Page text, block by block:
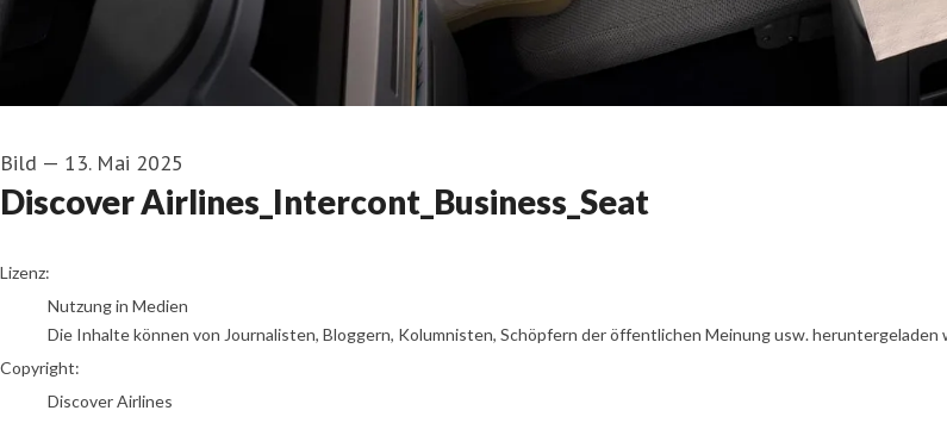
Bild — 13. Mai 2025
Discover Airlines_Intercont_Business_Seat
go to media item
Lizenz:
Nutzung in Medien
Die Inhalte können von Journalisten, Bloggern, Kolumnisten, Schöpfern der öffentlichen Meinung usw.
Copyright:
Discover Airlines